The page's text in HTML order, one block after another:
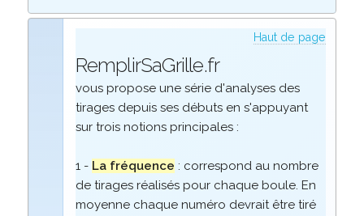
Haut de page
RemplirSaGrille.fr
vous propose une série d'analyses des
tirages depuis ses débuts en s'appuyant
sur trois notions principales :
1 - La fréquence : correspond au nombre
de tirages réalisés pour chaque boule. En
moyenne chaque numéro devrait être tiré